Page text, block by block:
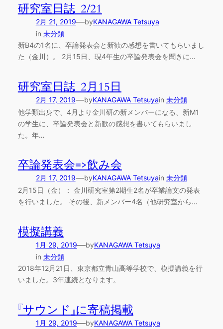
研究室日誌_2/21
2月 21, 2019—byKANAGAWA Tetsuya
in 未分類
新B4の1名に、卒論発表会と新歓の感想を書いてもらいまし
た（金川）。 2月15日、現4年生の卒論発表会を聞きに…
研究室日誌_2月15日
2月 17, 2019—byKANAGAWA Tetsuyain 未分類
他学類出身で、4月より金川研の新メンバーになる、新M1
の学生に、卒論発表会と新歓の感想を書いてもらいまし
た。年…
卒論発表会=>飲み会
2月 17, 2019—byKANAGAWA Tetsuyain 未分類
2月15日（金）： 金川研究室第2期生2名が卒業論文の発表
を行いました。 その後、新メンバー4名（他研究室から…
模擬講義
1月 29, 2019—byKANAGAWA Tetsuya
in 未分類
2018年12月21日、東京都立青山高等学校で、模擬講義を行
いました。3年連続となります。
『サウンド』に寄稿掲載
1月 29, 2019—byKANAGAWA Tetsuya